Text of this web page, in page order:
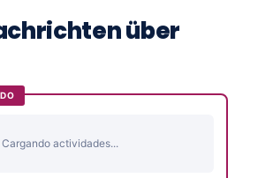
über
Cargando actividades...